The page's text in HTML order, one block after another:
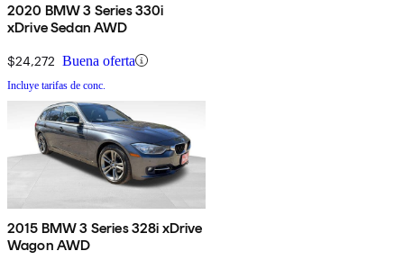
2020 BMW 3 Series 330i
xDrive Sedan AWD
$24,272 Buena oferta
Incluye tarifas de conc.
2015 BMW 3 Series 328i xDrive
Wagon AWD